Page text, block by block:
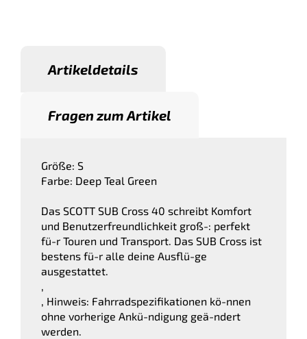
Artikeldetails
Fragen zum Artikel
Größe: S
Farbe: Deep Teal Green
Das SCOTT SUB Cross 40 schreibt Komfort
und Benutzerfreundlichkeit groß-: perfekt
fü-r Touren und Transport. Das SUB Cross ist
bestens fü-r alle deine Ausflü-ge
ausgestattet.
,
, Hinweis: Fahrradspezifikationen kö-nnen
ohne vorherige Ankü-ndigung geä-ndert
werden.